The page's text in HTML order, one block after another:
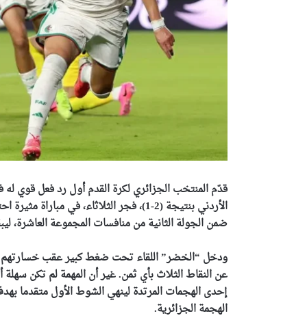
الأردني بنتيجة (2-1)، فجر الثلاثاء، في
ضمن الجولة الثانية من منافسات المجموعة العاشرة،
ودخل “الخضر” اللقاء تحت ضغط كبير عقب خسارتهم
عن النقاط الثلاث بأي ثمن. غير أن المهمة لم تكن
الهجمة الجزائرية.